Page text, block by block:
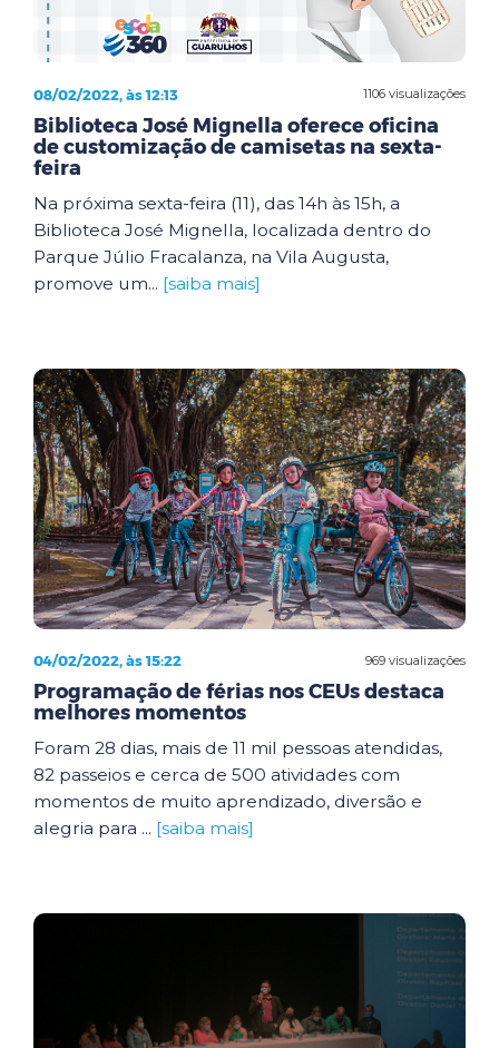
1106 visualizações
08/02/2022, às 12:13
Biblioteca José Mignella oferece oficina
de customização de camisetas na sexta-
feira
Na próxima sexta-feira (11), das 14h às 15h, a
Biblioteca José Mignella, localizada dentro do
Parque Júlio Fracalanza, na Vila Augusta,
promove um... [saiba mais]
969 visualizações
04/02/2022, às 15:22
Programação de férias nos CEUs destaca
melhores momentos
Foram 28 dias, mais de 11 mil pessoas atendidas,
82 passeios e cerca de 500 atividades com
momentos de muito aprendizado, diversão e
alegria para ... [saiba mais]